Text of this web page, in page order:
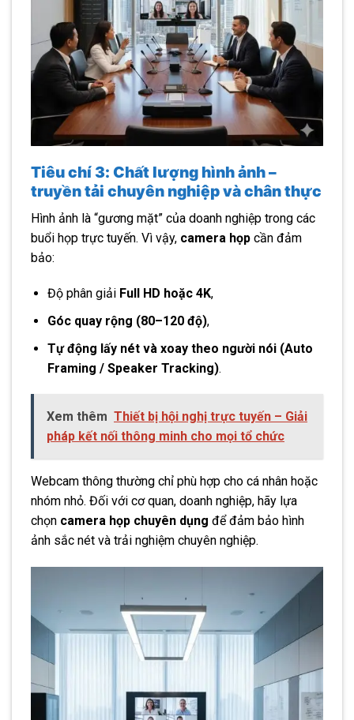
Tiêu chí 3: Chất lượng hình ảnh –
truyền tải chuyên nghiệp và chân thực
Hình ảnh là “gương mặt” của doanh nghiệp trong các
buổi họp trực tuyến. Vì vậy, camera họp cần đảm
bảo:
Độ phân giải Full HD hoặc 4K,
Góc quay rộng (80–120 độ),
Tự động lấy nét và xoay theo người nói (Auto
Framing / Speaker Tracking).
Xem thêm Thiết bị hội nghị trực tuyến – Giải
pháp kết nối thông minh cho mọi tổ chức
Webcam thông thường chỉ phù hợp cho cá nhân hoặc
nhóm nhỏ. Đối với cơ quan, doanh nghiệp, hãy lựa
chọn camera họp chuyên dụng để đảm bảo hình
ảnh sắc nét và trải nghiệm chuyên nghiệp.